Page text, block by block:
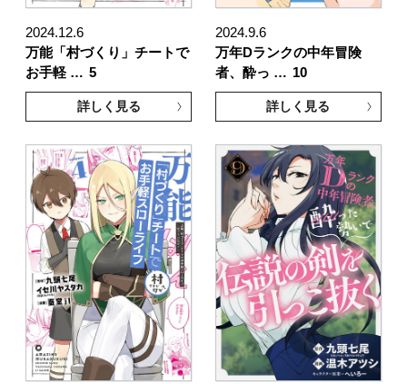
2024.12.6
万能「村づくり」チートで
お手軽 … 5
詳しく見る
2024.9.6
万年Dランクの中年冒険
者、酔っ … 10
詳しく見る